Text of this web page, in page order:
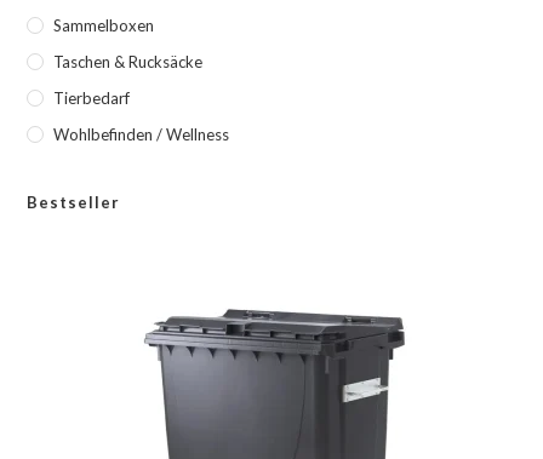
Sammelboxen
Taschen & Rucksäcke
Tierbedarf
Wohlbefinden / Wellness
Bestseller